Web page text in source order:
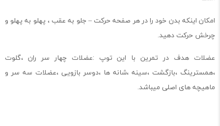
امکان اینکه بدن خود را در هر صفحه حرکت – جلو به عقب ، پهلو به پهلو و
چرخش حرکت دهید.
عضلات هدف در تمرین با این توپ :عضلات چهار سر ران ،گلوت
،همسترینگ ،بازگشت ،سینه ،شانه ها ،دوسر بازویی ،عضلات سه سر و
ماهیچه های اصلی میباشد.